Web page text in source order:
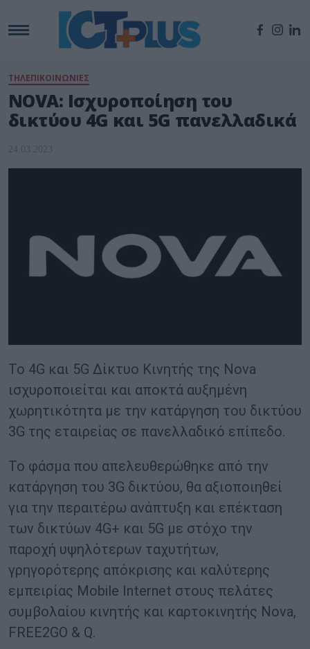
ΤΗΛΕΠΙΚΟΙΝΩΝΙΕΣ
NOVA: Ισχυροποίηση του
δικτύου 4G και 5G πανελλαδικά
24.03.2023
Το 4G και 5G Δίκτυο Κινητής της Nova
ισχυροποιείται και αποκτά αυξημένη
χωρητικότητα με την κατάργηση του δικτύου
3G της εταιρείας σε πανελλαδικό επίπεδο.
Το φάσμα που απελευθερώθηκε από την
κατάργηση του 3G δικτύου, θα αξιοποιηθεί
για την περαιτέρω ανάπτυξη και επέκταση
των δικτύων 4G+ και 5G με στόχο την
παροχή υψηλότερων ταχυτήτων,
γρηγορότερης απόκρισης και καλύτερης
εμπειρίας Mobile Internet στους πελάτες
συμβολαίου κινητής και καρτοκινητής Nova,
FREE2GO & Q.